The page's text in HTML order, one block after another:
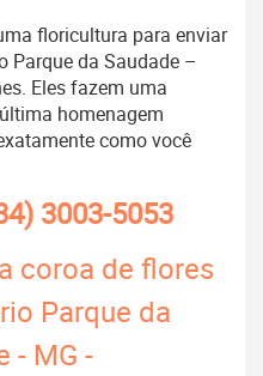
floricultura para enviar
Parque da Saudade –
Eles fazem uma
homenagem
como você
3003-5053
coroa de flores
Parque da
- MG -